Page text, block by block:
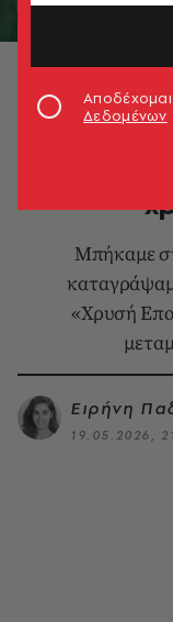
© Ανδρέας
Μπήκαμε
«Χρυσή
Ειρήνη
19.05.2026,
Αποδέχομαι
Δεδομένων